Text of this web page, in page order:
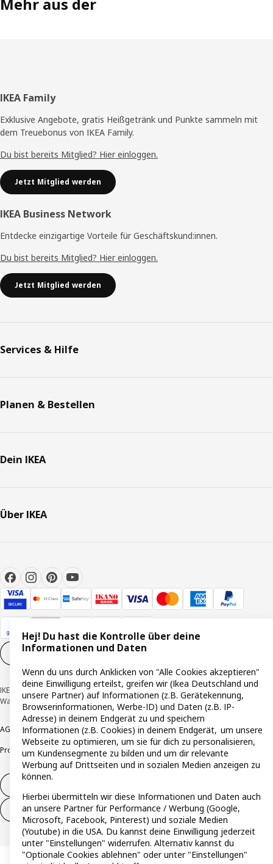
Fußzeile
IKEA Family
Exklusive Angebote, gratis Heißgetränk und Punkte sammeln mit
dem Treuebonus von IKEA Family.
Du bist bereits Mitglied? Hier einloggen.
Jetzt Mitglied werden
IKEA Business Network
Entdecke einzigartige Vorteile für Geschäftskund:innen.
Du bist bereits Mitglied? Hier einloggen.
Jetzt Mitglied werden
Services & Hilfe
Planen & Bestellen
Dein IKEA
Über IKEA
Cookie-Einstellungen
IKEA Deutschland GmbH & Co. KG - Am Wandersmann 2-4, 65719 Hofheim-
Wallau © Inter IKEA Systems B.V. 1999-2026
AGB BarrierefreiheitCookie-RichtlinieDatenschutzerklärungImpressum
ProduktrückrufeResponsible DisclosureVertrauensstelle
Vertrag widerrufen (Services & Leistungen)
Hej! Du hast die Kontrolle über deine
Informationen und Daten
Wenn du uns durch Anklicken von "Alle Cookies akzeptieren"
deine Einwilligung erteilst, greifen wir (Ikea Deutschland und
unsere Partner) auf Informationen (z.B. Gerätekennung,
Browserinformationen, Werbe-ID) und Daten (z.B. IP-
Adresse) in deinem Endgerät zu und speichern
Informationen (z.B. Cookies) in deinem Endgerät, um unsere
Webseite zu optimieren, um sie für dich zu personalisieren,
um Kundensegmente zu bilden und um dir relevante
Werbung auf Drittseiten und in sozialen Medien anzeigen zu
können.
Hierbei übermitteln wir diese Informationen und Daten auch
an unsere Partner für Performance / Werbung (Google,
Microsoft, Facebook, Pinterest) und soziale Medien
(Youtube) in die USA. Du kannst deine Einwilligung jederzeit
unter "Einstellungen" widerrufen. Alternativ kannst du
"Optionale Cookies ablehnen" oder unter "Einstellungen"